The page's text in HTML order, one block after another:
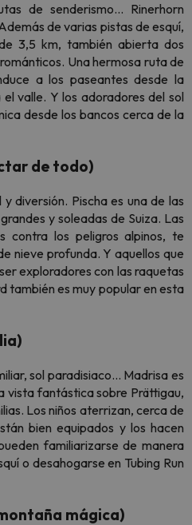
de senderismo... Rinerhorn
de varias pistas de esquí,
3,5 km, también abierta dos
Una hermosa ruta de
a los paseantes desde la
valle. Y los adoradores del sol
desde los bancos cerca de la
de todo)
diversión. Pischa es una de las
y soleadas de Suiza. Las
contra los peligros alpinos, te
nieve profunda. Y aquellos que
exploradores con las raquetas
también es muy popular en esta
sol paradisiaco... Madrisa es
vista fantástica sobre Prättigau,
Los niños aterrizan, cerca de
bien equipados y los hacen
familiarizarse de manera
o desahogarse en Tubing Run
mágica)